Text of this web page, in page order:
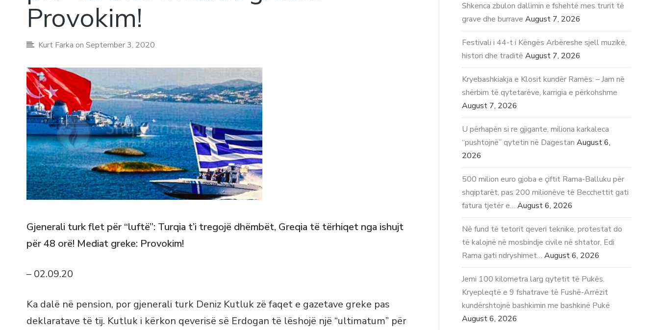
Provokim!
Kurt Farka on September 3, 2020
Gjenerali turk flet për “luftë”: Turqia t’i tregojë dhëmbët, Greqia të tërhiqet nga ishujt
për 48 orë! Mediat greke: Provokim!
– 02.09.20
Ka dalë në pension, por gjenerali turk Deniz Kutluk zë faqet e gazetave greke pas
deklaratave të tij. Kutluk i kërkon qeverisë së Erdogan të lëshojë një “ultimatum” për
Shkenca zbulon dallimin e fshehtë mes trurit të
grave dhe burrave August 7, 2026
Festivali i 44-t i Këngës Arbëreshe sjell muzikë,
histori dhe traditë August 7, 2026
Kryebashkiakja e Klosit kundër Ramës: – Jam në
shërbim të qytetarëve, karrigia e përkohshme
August 7, 2026
U përhapën si re gjigante, miliona karkaleca
“pushtojnë” qytetin në Dagestan August 6,
2026
500 milion euro gjoba e çiftit Rama-Balluku për
shqiptarët, pas 200 milionëve të Becchettit gati
fatura tjetër e… August 6, 2026
Në fund të tetorit qeveri teknike, protestat do
të kalojnë në mosbindje civile në shtator, Edi
Rama gati ndryshimet… August 6, 2026
Jemi 100 kilometra larg qytetit të Pukës.
Kryepleqtë e 9 fshatrave të Fushë-Arrëzit
kundërshtojnë bashkimin me bashkinë Pukë
August 6, 2026